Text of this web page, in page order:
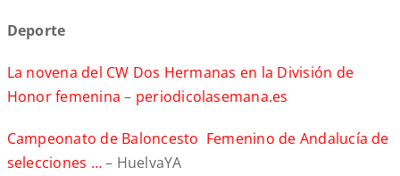
Deporte
La novena del CW Dos Hermanas en la División de
Honor femenina – periodicolasemana.es
Campeonato de Baloncesto Femenino de Andalucía de
selecciones …– HuelvaYA